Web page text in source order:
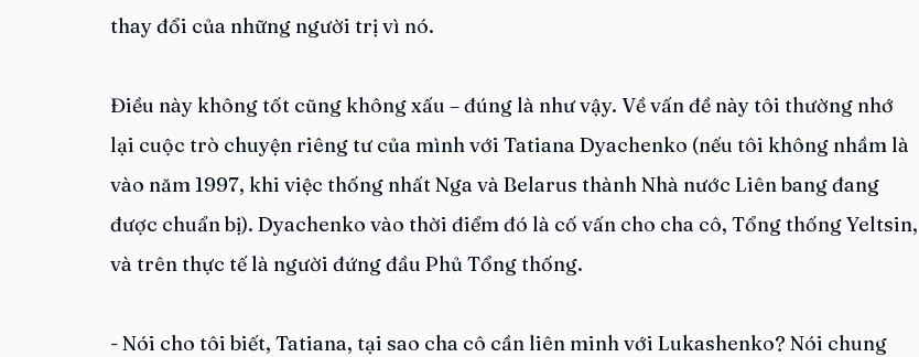
thay đổi của những người trị vì nó.
Điều này không tốt cũng không xấu – đúng là như vậy. Về vấn đề này tôi thường nhớ
lại cuộc trò chuyện riêng tư của mình với Tatiana Dyachenko (nếu tôi không nhầm là
vào năm 1997, khi việc thống nhất Nga và Belarus thành Nhà nước Liên bang đang
được chuẩn bị). Dyachenko vào thời điểm đó là cố vấn cho cha cô, Tổng thống Yeltsin,
và trên thực tế là người đứng đầu Phủ Tổng thống.
- Nói cho tôi biết, Tatiana, tại sao cha cô cần liên minh với Lukashenko? Nói chung